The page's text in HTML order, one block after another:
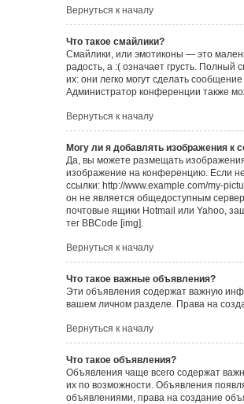
Вернуться к началу
Что такое смайлики?
Смайлики, или эмотиконы — это
радость, а :( означает грусть. Полный
их: они легко могут сделать
Администратор конференции также
Вернуться к началу
Могу ли я добавлять изображения к
Да, вы можете размещать
изображение на конференцию. Если
ссылки: http://www.example.com/my-
он не является общедоступным
почтовые ящики Hotmail или Yahoo,
тег BBCode [img].
Вернуться к началу
Что такое важные объявления?
Эти объявления содержат важную
вашем личном разделе. Права на
Вернуться к началу
Что такое объявления?
Объявления чаще всего содержат
их по возможности. Объявления
объявлениями, права на создание